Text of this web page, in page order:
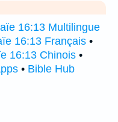
16:13 Multilingue
16:13 Français •
16:13 Chinois •
• Bible Hub